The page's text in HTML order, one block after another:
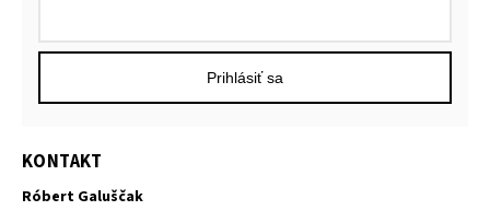
Prihlásiť sa
KONTAKT
Róbert Galuščak